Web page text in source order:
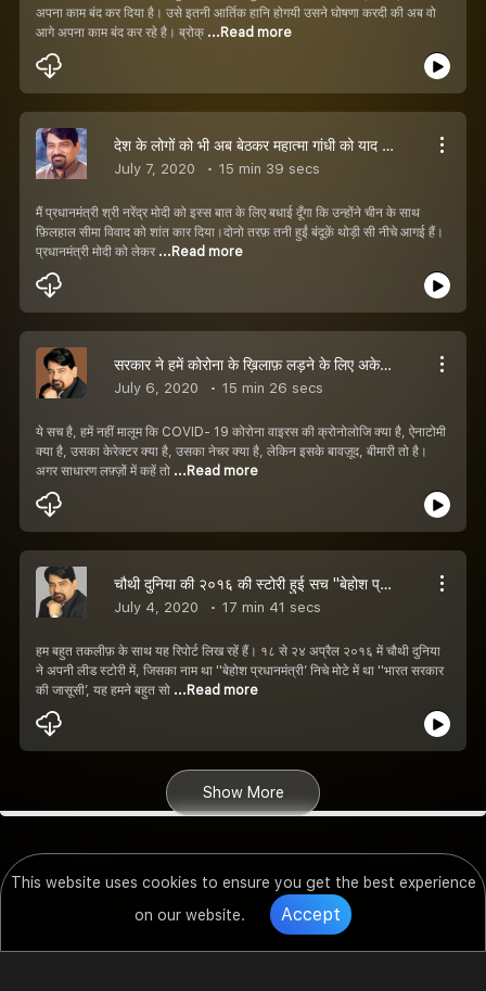
This website uses cookies to ensure you get the best experience
on our website.
Accept
अपना काम बंद कर दिया है। उसे इतनी आर्तिक हानि होगयी उसने घोषणा करदी की अब वो
आगे अपना काम बंद कर रहे है। ब्रोक् ...Read more
देश के लोगों को भी अब बेठकर महात्मा गांधी को याद करना होगा अगर उन्हें आत्मनिर्भर होना है
July 7, 2020 15 min 39 secs
मैं प्रधानमंत्री श्री नरेंद्र मोदी को इस्स बात के लिए बधाई दूँगा कि उन्होंने चीन के साथ
फ़िलहाल सीमा विवाद को शांत कार दिया।दोनो तरफ़ तनी हुईं बंदूक़ें थोड़ी सी नीचे आगई हैं।
प्रधानमंत्री मोदी को लेकर ...Read more
सरकार ने हमें कोरोना के ख़िलाफ़ लड़ने के लिए अकेला छोड़ दिया है
July 6, 2020 15 min 26 secs
ये सच है, हमें नहीं मालूम कि COVID- 19 कोरोना वाइरस की क्रोनोलोजि क्या है, ऐनाटोमी
क्या है, उसका केरेक्टर क्या है, उसका नेचर क्या है, लेकिन इसके बावज़ूद, बीमारी तो है।
अगर साधारण लफ़्ज़ों में कहें तो ...Read more
चौथी दुनिया की २०१६ की स्टोरी हुई सच "बेहोश प्रधानमंत्री भारत सरकार की जासूसी"
July 4, 2020 17 min 41 secs
हम बहुत तकलीफ़ के साथ यह रिपोर्ट लिख रहें हैं। १८ से २४ अप्रैल २०१६ में चौथी दुनिया
ने अपनी लीड स्टोरी में, जिसका नाम था ''बेहोश प्रधानमंत्री’ निचे मोटे में था ''भारत सरकार
की जासूसी’, यह हमने बहुत सो ...Read more
Show More